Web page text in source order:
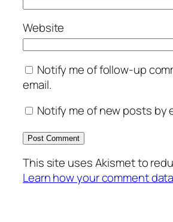
Website
Notify me of follow-up
email.
Notify me of new posts by
This site uses Akismet to
Learn how your comment